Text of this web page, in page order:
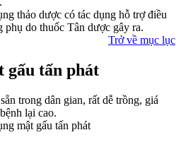
thảo dược có tác dụng hỗ trợ điều
phụ do thuốc Tân dược gây ra.
Trở về mục lục
gấu tấn phát
trong dân gian, rất dễ trồng, giá
lại cao.